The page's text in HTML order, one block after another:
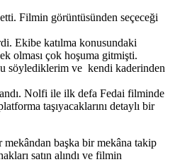
Filmin görüntüsünden seçeceği
Ekibe katılma konusundaki
olması çok hoşuma gitmişti.
söylediklerim ve kendi kaderinden
Nolfi ile ilk defa Fedai filminde
taşıyacaklarını detaylı bir
mekândan başka bir mekâna takip
satın alındı ve filmin